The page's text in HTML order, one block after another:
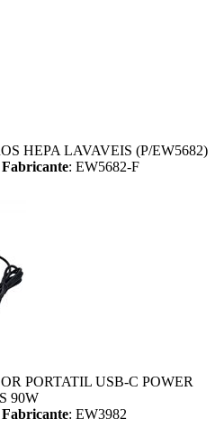
HEPA LAVAVEIS (P/EW5682)
: EW5682-F
PORTATIL USB-C POWER
90W
: EW3982